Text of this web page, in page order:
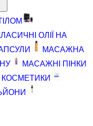
ОЛІЇ НА
МАСАЖНА
МАСАЖНІ ПІНКИ